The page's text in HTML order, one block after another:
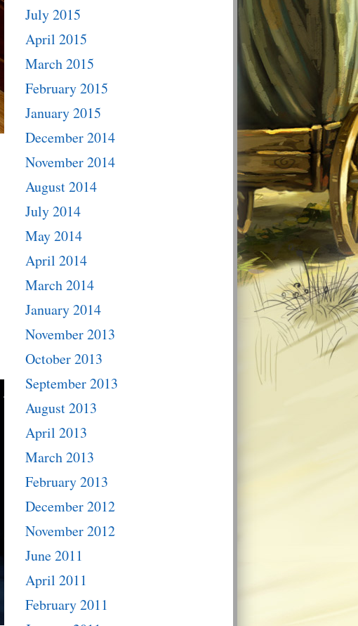
July 2015
April 2015
March 2015
February 2015
January 2015
December 2014
November 2014
August 2014
July 2014
May 2014
April 2014
March 2014
January 2014
November 2013
October 2013
September 2013
August 2013
April 2013
March 2013
February 2013
December 2012
November 2012
June 2011
April 2011
February 2011